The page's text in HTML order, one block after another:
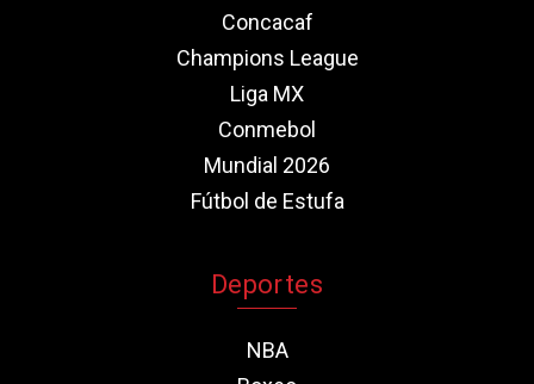
Concacaf
Champions League
Liga MX
Conmebol
Mundial 2026
Fútbol de Estufa
Deportes
NBA